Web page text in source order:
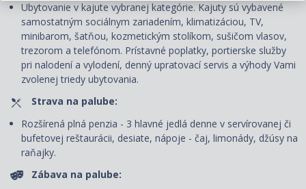
Ubytovanie v kajute vybranej kategórie. Kajuty sú vybavené
samostatným sociálnym zariadením, klimatizáciou, TV,
minibarom, šatňou, kozmetickým stolíkom, sušičom vlasov,
trezorom a telefónom. Prístavné poplatky, portierske služby
pri nalodení a vylodení, denný upratovací servis a výhody Vami
zvolenej triedy ubytovania.
Strava na palube:
Rozšírená plná penzia - 3 hlavné jedlá denne v servírovanej či
bufetovej reštaurácii, desiate, nápoje - čaj, limonády, džúsy na
raňajky.
Zábava na palube: